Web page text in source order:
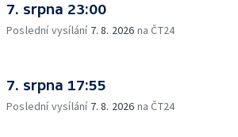
7. srpna 23:00
Poslední vysílání 7. 8. 2026 na ČT24
7. srpna 17:55
Poslední vysílání 7. 8. 2026 na ČT24